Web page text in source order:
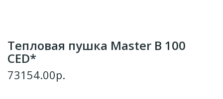
Тепловая пушка Master B 100
CED*
73154.00р.